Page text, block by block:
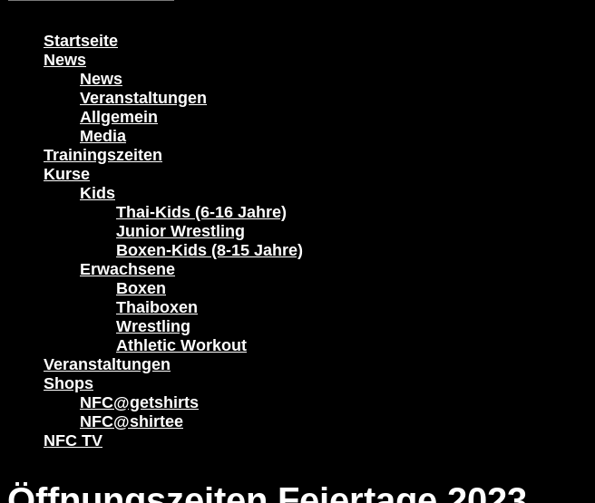
Startseite
News
News
Veranstaltungen
Allgemein
Media
Trainingszeiten
Kurse
Kids
Thai-Kids (6-16 Jahre)
Junior Wrestling
Boxen-Kids (8-15 Jahre)
Erwachsene
Boxen
Thaiboxen
Wrestling
Athletic Workout
Veranstaltungen
Shops
NFC@getshirts
NFC@shirtee
NFC TV